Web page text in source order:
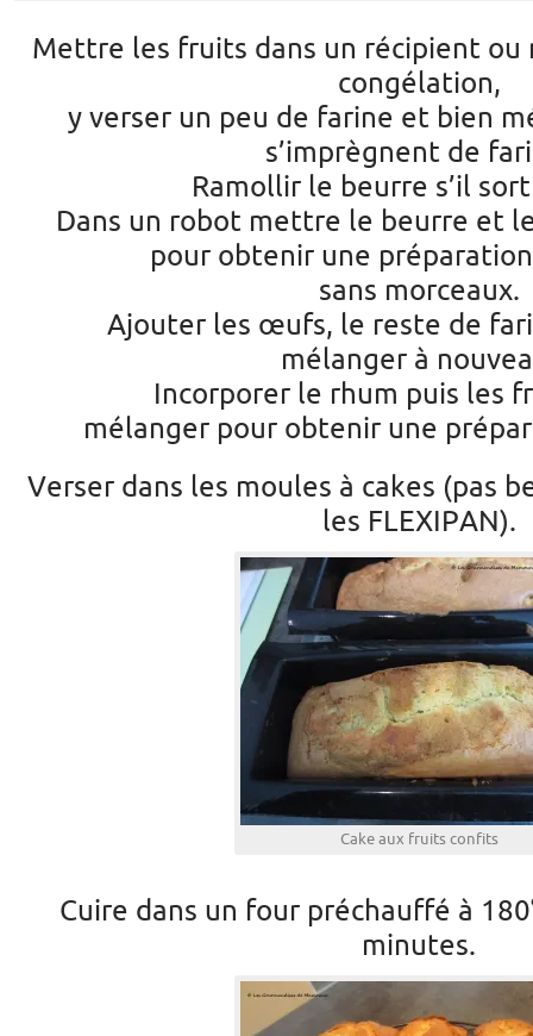
Mettre les fruits dans un récipient ou
congélation,
y verser un peu de farine et bien
s’imprègnent de
Ramollir le beurre s’il
Dans un robot mettre le beurre et
pour obtenir une
sans morceaux.
Ajouter les œufs, le reste de
mélanger à
Incorporer le rhum puis les
mélanger pour obtenir une
Verser dans les moules à cakes (pas
les FLEXIPAN).
Cake aux fruits confits
Cuire dans un four préchauffé à
minutes.